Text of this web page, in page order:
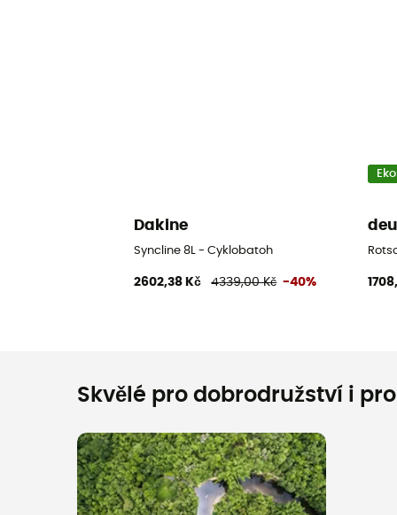
Dakine
Syncline 8L - Cyklobatoh
2602,38 Kč 4339,00 Kč -40%
Skvělé pro dobrodružství i